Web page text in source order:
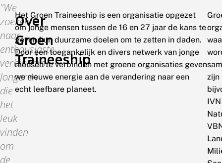
We
zoeken
naar
enthousiaste
verbinders.
Jongeren
die
het
leuk
vinden
om
de
Over
Groen
Traineeship
Het Groen Traineeship is een organisatie opgezet
om jonge mensen tussen de 16 en 27 jaar de kans te
geven hun duurzame doelen om te zetten in daden.
Door een toegankelijk en divers netwerk van jonge
mensen te verbinden met groene organisaties geven
we nieuwe energie aan de verandering naar een
echt leefbare planeet.
zijn
IVN